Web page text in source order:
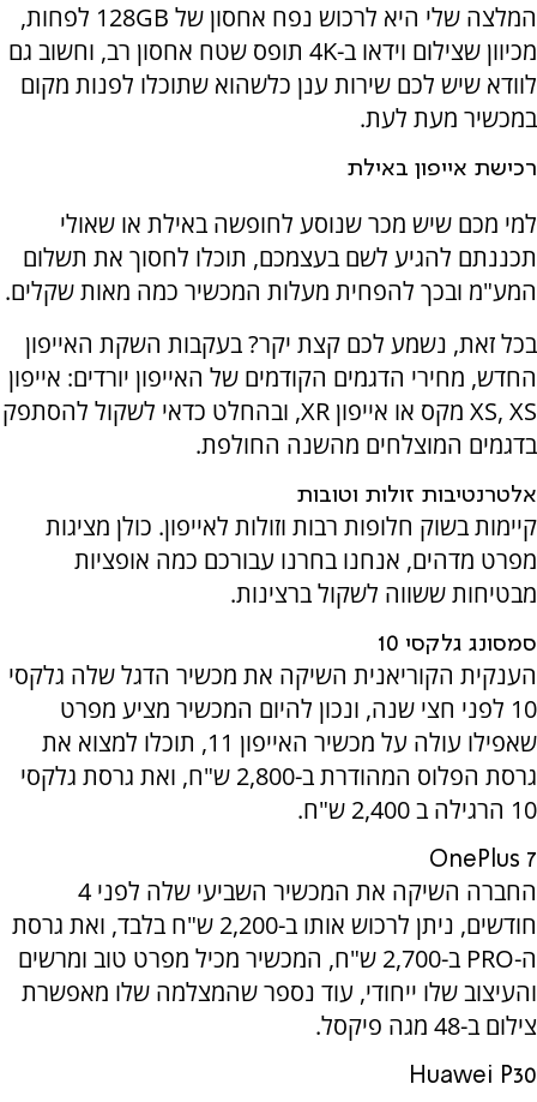
המלצה שלי היא לרכוש נפח אחסון של 128 GB
לפחות,
מכיוון שצילום וידאו ב-4K
תופס שטח אחסון רב, וחשוב גם
לוודא שיש לכם שירות ענן כלשהוא שתוכלו לפנות מקום
במכשיר מעת לעת.
רכישת אייפון באילת
למי מכם שיש מכר שנוסע לחופשה באילת או שאולי
תכננתם להגיע לשם בעצמכם, תוכלו לחסוך את תשלום
המע"מ ובכך להפחית מעלות המכשיר כמה מאות שקלים.
בכל זאת, נשמע לכם קצת יקר? בעקבות השקת האייפון
החדש, מחירי הדגמים הקודמים של האייפון יורדים: אייפון
XS, XS מקס או אייפון XR, ובהחלט כדאי לשקול להסתפק
בדגמים המוצלחים מהשנה החולפת.
אלטרנטיבות זולות וטובות
קיימות בשוק חלופות רבות וזולות לאייפון. כולן מציגות
מפרט מדהים, אנחנו בחרנו עבורכם כמה אופציות
מבטיחות ששווה לשקול ברצינות.
סמסונג גלקסי 10
הענקית הקוריאנית השיקה את מכשיר הדגל שלה גלקסי
10 לפני חצי שנה, ונכון להיום המכשיר מציע מפרט
שאפילו עולה על מכשיר האייפון 11, תוכלו למצוא את
גרסת הפלוס המהודרת ב-2,800 ש"ח, ואת גרסת גלקסי
10 הרגילה ב 2,400 ש"ח.
OnePlus 7
החברה השיקה את המכשיר השביעי שלה לפני 4
חודשים, ניתן לרכוש אותו ב-2,200 ש"ח בלבד, ואת גרסת
ה-PRO
ב-2,700 ש"ח, המכשיר מכיל מפרט טוב ומרשים
והעיצוב שלו ייחודי, עוד נספר שהמצלמה שלו מאפשרת
צילום ב-48 מגה פיקסל.
Huawei P30